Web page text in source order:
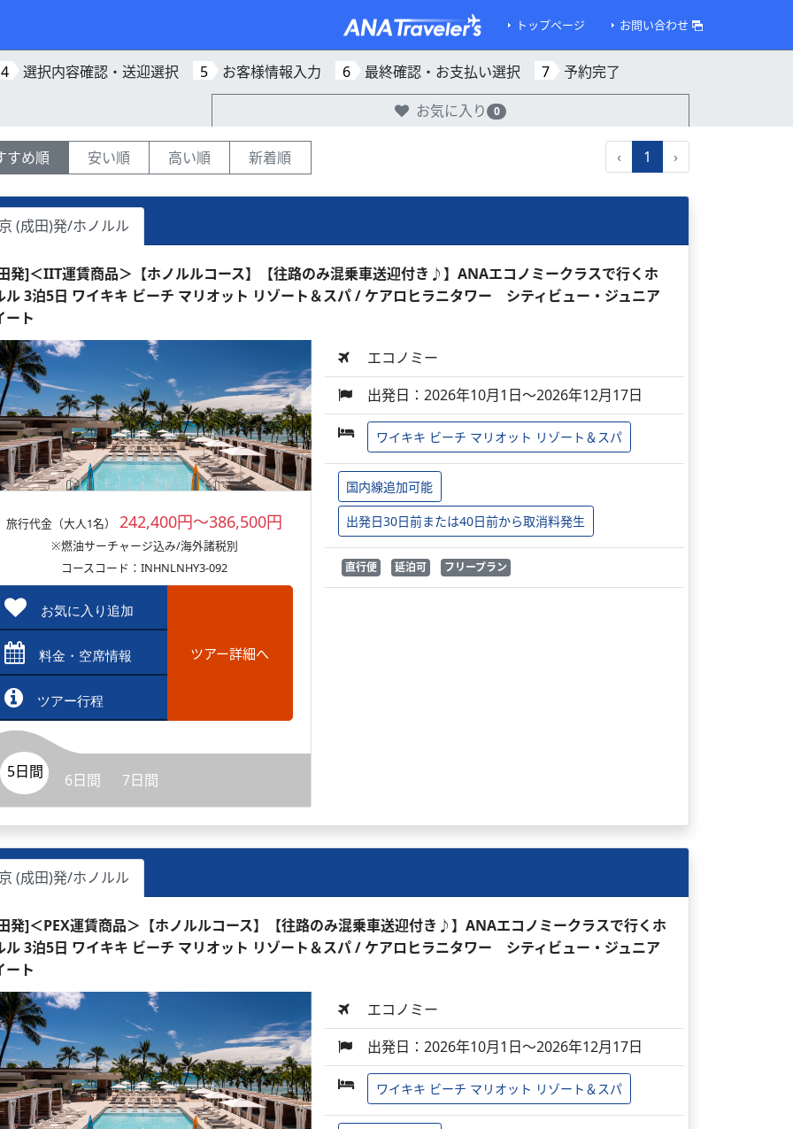
トップページ お問い合わせ
4 選択内容確認・送迎選択 5 お客様情報入力 6 最終確認・お支払い選択 7
予約完了
お気に入り
0
すめ順 安い順 高い順 新着順 ‹ 1 ›
(成田)発/ホノルル
発]＜IIT運賃商品＞【ホノルルコース】【往路のみ混乗車送迎付き♪】ANAエコノミークラスで行くホ
ル 3泊5日 ワイキキ ビーチ マリオット リゾート＆スパ / ケアロヒラニタワー シティビュー・ジュニア
ート
旅行代金（大人1名） 242,400円～386,500円
※燃油サーチャージ込み/海外諸税別
コースコード：INHNLNHY3-092
お気に入り追加
料金・空席情報
ツアー行程
ツアー詳細へ
5日間 6日間 7日間
エコノミー
出発日：2026年10月1日～2026年12月17日
ワイキキ ビーチ マリオット リゾート＆スパ
国内線追加可能
出発日30日前または40日前から取消料発生
直行便 延泊可 フリープラン
(成田)発/ホノルル
発]＜PEX運賃商品＞【ホノルルコース】【往路のみ混乗車送迎付き♪】ANAエコノミークラスで行くホ
ル 3泊5日 ワイキキ ビーチ マリオット リゾート＆スパ / ケアロヒラニタワー シティビュー・ジュニア
ート
エコノミー
出発日：2026年10月1日～2026年12月17日
ワイキキ ビーチ マリオット リゾート＆スパ